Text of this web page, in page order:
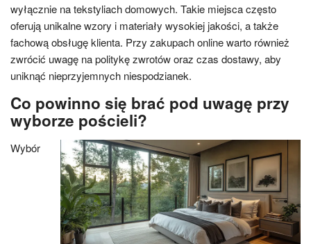
wyłącznie na tekstyliach domowych. Takie miejsca często
oferują unikalne wzory i materiały wysokiej jakości, a także
fachową obsługę klienta. Przy zakupach online warto również
zwrócić uwagę na politykę zwrotów oraz czas dostawy, aby
uniknąć nieprzyjemnych niespodzianek.
Co powinno się brać pod uwagę przy
wyborze pościeli?
Wybór